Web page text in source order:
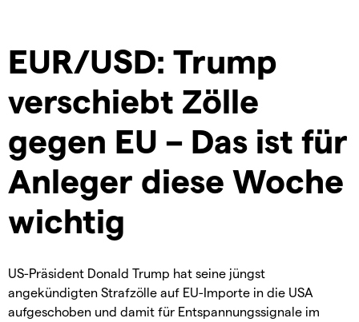
EUR/USD: Trump
verschiebt Zölle
gegen EU – Das ist für
Anleger diese Woche
wichtig
US-Präsident Donald Trump hat seine jüngst
angekündigten Strafzölle auf EU-Importe in die USA
aufgeschoben und damit für Entspannungssignale im